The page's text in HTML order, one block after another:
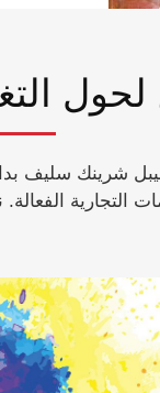
شرينك سليف
التجارية